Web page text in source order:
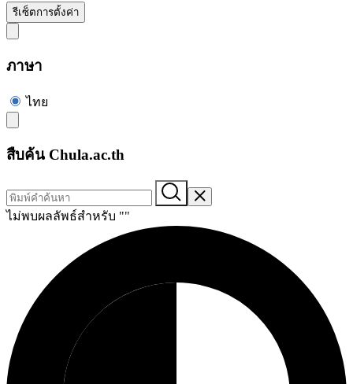
รีเซ็ตการตั้งค่า
ภาษา
ไทย
สืบค้น Chula.ac.th
ไม่พบผลลัพธ์สำหรับ ""